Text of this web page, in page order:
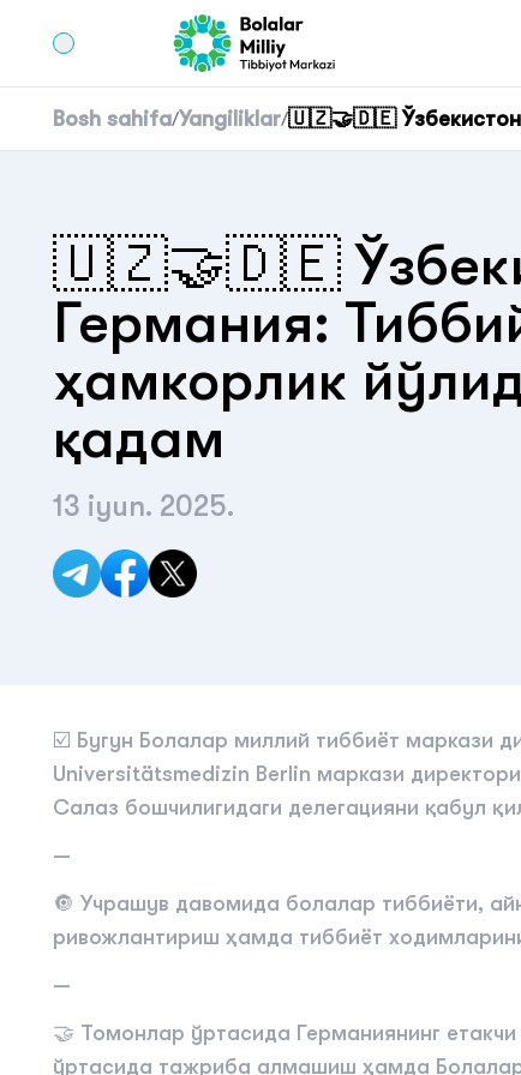
Bosh sahifa/Yangiliklar/🇺🇿🤝🇩🇪 Ўзбекистон-
🇺🇿🤝🇩🇪
Германия:
ҳамкорлик
қадам
13 iyun. 2025.
☑️ Бугун Болалар миллий тиббиёт маркази
Universitätsmedizin Berlin маркази
Салаз бошчилигидаги делегацияни қабул
—
🔘 Учрашув давомида болалар тиббиёти,
ривожлантириш ҳамда тиббиёт
—
🤝 Томонлар ўртасида Германиянинг
ўртасида тажриба алмашиш ҳамда